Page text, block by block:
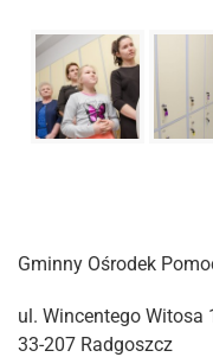
Gminny Ośrodek
ul. Wincentego Witosa
33-207 Radgoszcz